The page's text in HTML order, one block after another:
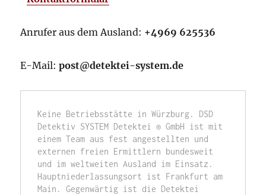
Anrufer aus dem Ausland: +4969 625536
E-Mail:post@detektei-system.de
Keine Betriebsstätte in Würzburg. DSD
Detektiv SYSTEM Detektei ® GmbH ist mit
einem Team aus fest angestellten und
externen freien Ermittlern bundesweit
und im weltweiten Ausland im Einsatz.
Hauptniederlassungsort ist Frankfurt am
Main. Gegenwärtig ist die Detektei